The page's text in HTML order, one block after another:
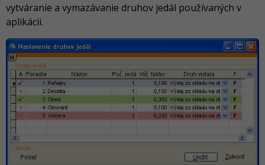
vytváranie a vymazávanie druhov jedál používaných v
aplikácii.